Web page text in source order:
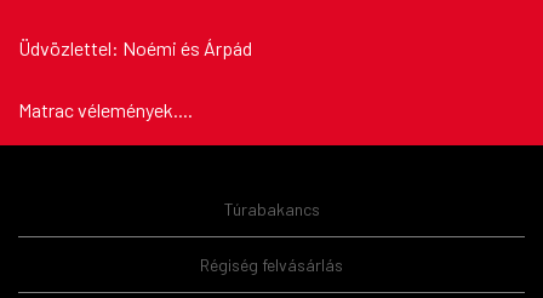
Üdvözlettel: Noémi és Árpád
Matrac vélemények....
Túrabakancs
Régiség felvásárlás